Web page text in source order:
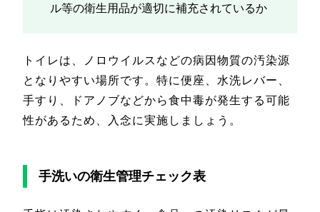
ル等の衛生用品が適切に補充されているか
トイレは、ノロウイルスなどの病因物質の汚染源
となりやすい場所です。特に便座、水洗レバー、
手すり、ドアノブなどから食中毒が発生する可能
性があるため、入念に実施しましょう。
手洗いの衛生管理チェック表